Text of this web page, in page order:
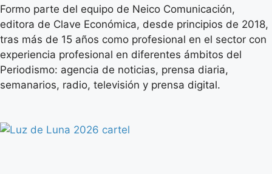
Formo parte del equipo de Neico Comunicación,
editora de Clave Económica, desde principios de 2018,
tras más de 15 años como profesional en el sector con
experiencia profesional en diferentes ámbitos del
Periodismo: agencia de noticias, prensa diaria,
semanarios, radio, televisión y prensa digital.